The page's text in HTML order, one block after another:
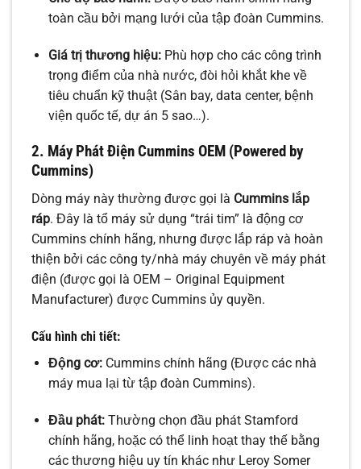
toàn cầu bởi mạng lưới của tập đoàn Cummins.
Giá trị thương hiệu:Phù hợp cho các công trình
trọng điểm của nhà nước, đòi hỏi khắt khe về
tiêu chuẩn kỹ thuật (Sân bay, data center, bệnh
viện quốc tế, dự án 5 sao…).
2. Máy Phát Điện Cummins OEM (Powered by
Cummins)
Dòng máy này thường được gọi là Cummins lắp
ráp. Đây là tổ máy sử dụng “trái tim” là động cơ
Cummins chính hãng, nhưng được lắp ráp và hoàn
thiện bởi các công ty/nhà máy chuyên về máy phát
điện (được gọi là OEM – Original Equipment
Manufacturer) được Cummins ủy quyền.
Cấu hình chi tiết:
Động cơ:Cummins chính hãng (Được các nhà
máy mua lại từ tập đoàn Cummins).
Đầu phát:Thường chọn đầu phát Stamford
chính hãng, hoặc có thể linh hoạt thay thế bằng
các thương hiệu uy tín khác như Leroy Somer